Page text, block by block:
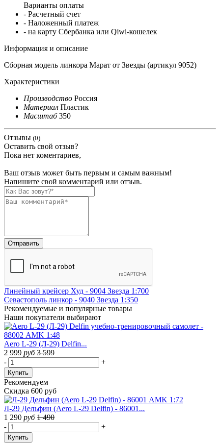
Варианты оплаты
- Расчетный счет
- Наложенный платеж
- на карту Сбербанка или Qiwi-кошелек
Информация и описание
Сборная модель линкора Марат от Звезды (артикул 9052)
Характеристики
Производство Россия
Материал Пластик
Масштаб 350
Отзывы (0)
Оставить свой отзыв?
Пока нет коментариев,
Ваш отзыв может быть первым и самым важным!
Напишите свой комментарий или отзыв.
Линейный крейсер Худ - 9004 Звезда 1:700
Севастополь линкор - 9040 Звезда 1:350
Рекомендуемые и популярные товары
Наши покупатели выбирают
Aero L-29 (Л-29) Delfin...
2 999 руб 3 599
-
+
Купить
Рекомендуем
Скидка 600 руб
Л-29 Дельфин (Aero L-29 Delfin) - 86001...
1 290 руб 1 490
-
+
Купить